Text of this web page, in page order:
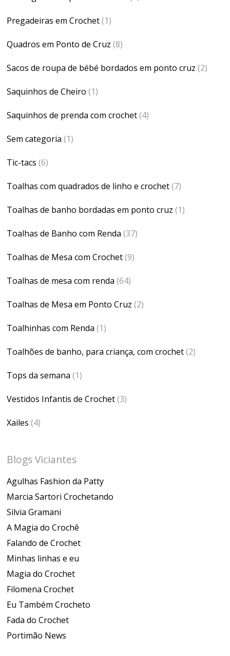
Pregadeiras em Crochet(1)
Quadros em Ponto de Cruz (8)
Sacos de roupa de bébé bordados em ponto cruz (2)
Saquinhos de Cheiro (1)
Saquinhos de prenda com crochet(4)
Sem categoria (1)
Tic-tacs (6)
Toalhas com quadrados de linho e crochet(7)
Toalhas de banho bordadas em ponto cruz (1)
Toalhas de Banho com Renda (37)
Toalhas de Mesa com Crochet(9)
Toalhas de mesa com renda (64)
Toalhas de Mesa em Ponto Cruz (2)
Toalhinhas com Renda (1)
Toalhões de banho, para criança, com crochet(2)
Tops da semana (1)
Vestidos Infantis de Crochet(3)
Xailes (4)
Blogs Viciantes
Agulhas Fashion da Patty
Marcia Sartori Crochetando
Silvia Gramani
A Magia do Crochê
Falando de Crochet
Minhas linhas e eu
Magia do Crochet
Filomena Crochet
Eu Também Crocheto
Fada do Crochet
Portimão News